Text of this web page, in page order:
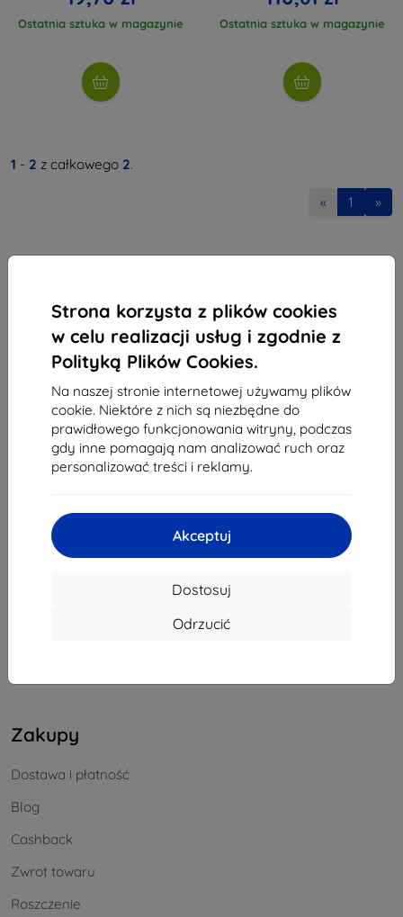
Strona korzysta z plików cookies
w celu realizacji usług i zgodnie z
Polityką Plików Cookies.
Na naszej stronie internetowej używamy plików
cookie. Niektóre z nich są niezbędne do
prawidłowego funkcjonowania witryny, podczas
gdy inne pomagają nam analizować ruch oraz
personalizować treści i reklamy.
Akceptuj
Dostosuj
Odrzucić
Ostatnia sztuka w magazynie Ostatnia sztuka w magazynie
1 - 2 z całkowego 2.
« 1 »
Shield-Sk s.r.o.
Ulica Rudolfa Mocka 3750/2A
841 04 Bratislava
REGON:46701494
NIP VAT: SK2023549671
info@top4mobile.eu
Zakupy
Dostawa i płatność
Blog
Cashback
Zwrot towaru
Roszczenie